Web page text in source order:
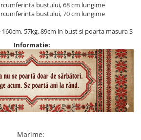
bustului, 68 cm lungime
bustului, 70 cm lungime
57kg, 89cm in bust si poarta masura S
Informatie:
Marime: